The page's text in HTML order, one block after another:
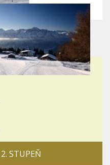
STUPEŇ